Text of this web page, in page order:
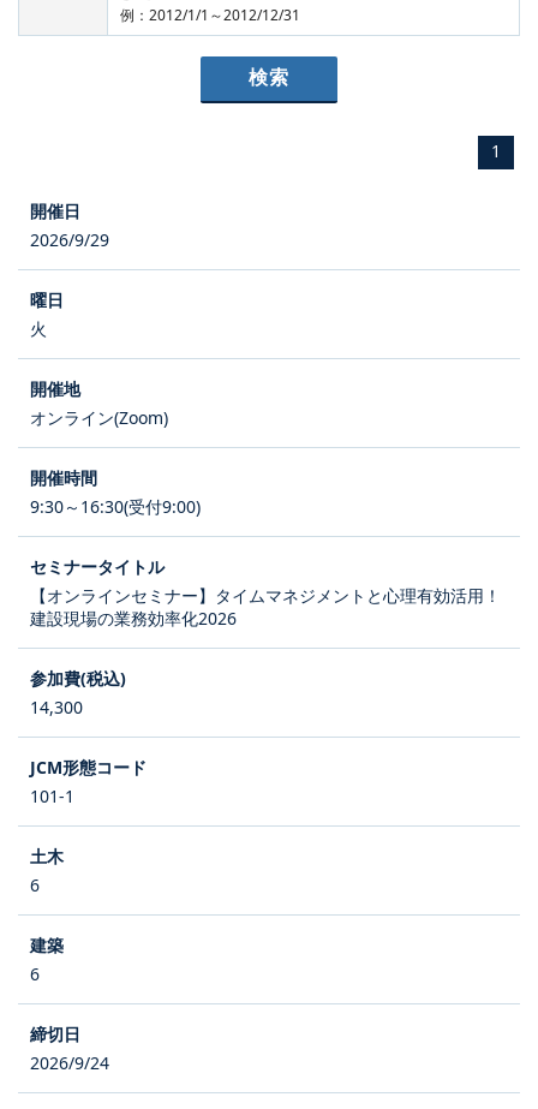
例：2012/1/1～2012/12/31
1
2026/9/29
火
オンライン(Zoom)
9:30～16:30(受付9:00)
【オンラインセミナー】タイムマネジメントと心理有効活用！
建設現場の業務効率化2026
14,300
101-1
6
6
2026/9/24